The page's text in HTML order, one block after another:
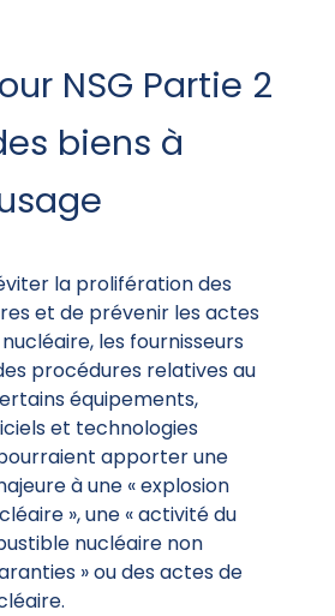
NSG Partie 2
biens à
la prolifération des
et de prévenir les actes
les fournisseurs
procédures relatives au
équipements,
et technologies
apporter une
à une « explosion
», une « activité du
nucléaire non
» ou des actes de